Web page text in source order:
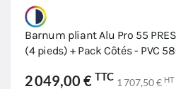
Barnum pliant Alu Pro 55
(4 pieds) + Pack Côtés - PVC
2 049,00 € TTC 1 707,50 € HT